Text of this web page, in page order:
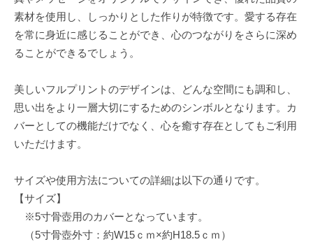
素材を使用し、しっかりとした作りが特徴です。愛する存在
を常に身近に感じることができ、心のつながりをさらに深め
ることができるでしょう。
美しいフルプリントのデザインは、どんな空間にも調和し、
思い出をより一層大切にするためのシンボルとなります。カ
バーとしての機能だけでなく、心を癒す存在としてもご利用
いただけます。
サイズや使用方法についての詳細は以下の通りです。
【サイズ】
※5寸骨壺用のカバーとなっています。
（5寸骨壺外寸：約W15ｃｍ×約H18.5ｃｍ）